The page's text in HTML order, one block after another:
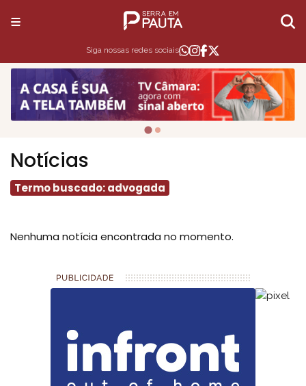
Siga nossas redes sociais
Notícias
Termo buscado: advogada
Nenhuma notícia encontrada no momento.